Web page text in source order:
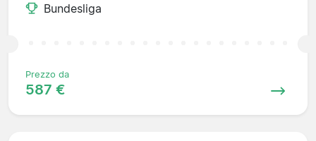
Bundesliga
Prezzo da
587 €